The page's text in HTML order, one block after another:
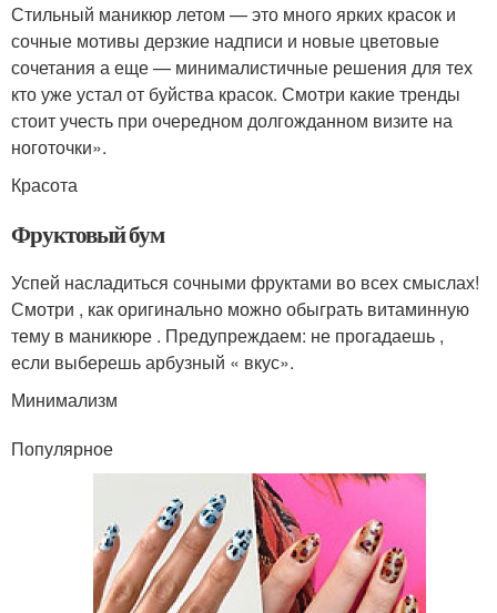
Стильный маникюр летом — это много ярких красок и
сочные мотивы дерзкие надписи и новые цветовые
сочетания а еще — минималистичные решения для тех
кто уже устал от буйства красок. Смотри какие тренды
стоит учесть при очередном долгожданном визите на
ноготочки».
Красота
Фруктовый бум
Успей насладиться сочными фруктами во всех смыслах!
Смотри , как оригинально можно обыграть витаминную
тему в маникюре . Предупреждаем: не прогадаешь ,
если выберешь арбузный « вкус».
Минимализм
Популярное